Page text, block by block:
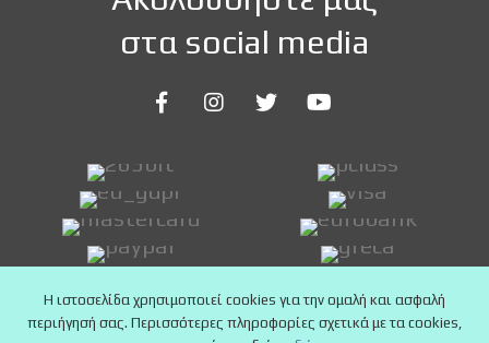
Η ιστοσελίδα χρησιμοποιεί cookies για την ομαλή και ασφαλή
περιήγησή σας. Περισσότερες πληροφορίες σχετικά με τα cookies,
στα social media